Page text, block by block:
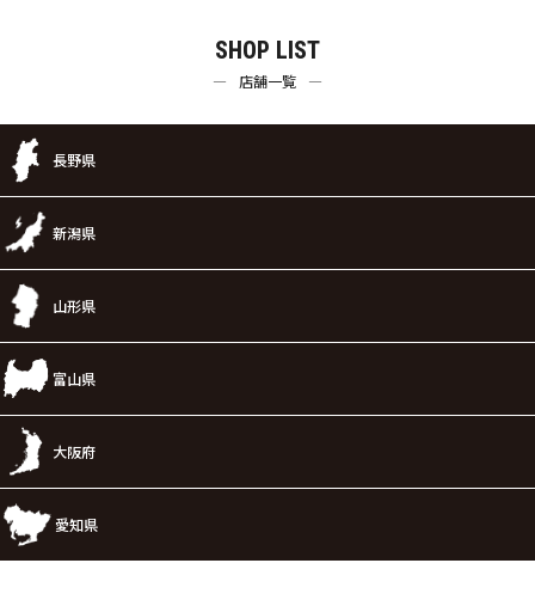
SHOP LIST
店舗一覧
長野県
新潟県
山形県
富山県
大阪府
愛知県